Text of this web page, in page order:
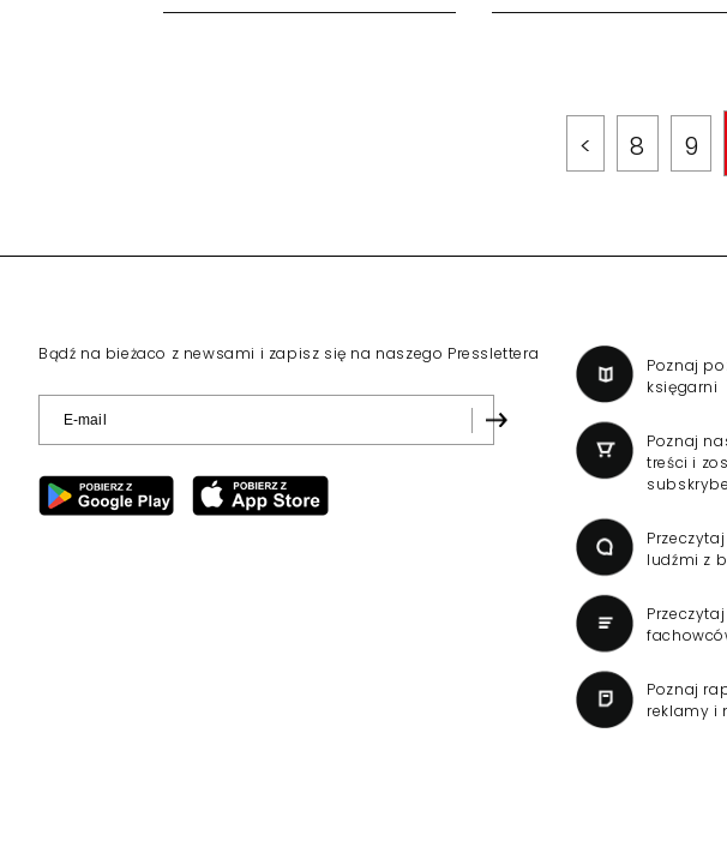
< 8 9
Bądź na bieżaco z newsami i zapisz się na naszego Presslettera
Poznaj
księgarni
Poznaj
treści i
ludźmi z
Poznaj
reklamy i